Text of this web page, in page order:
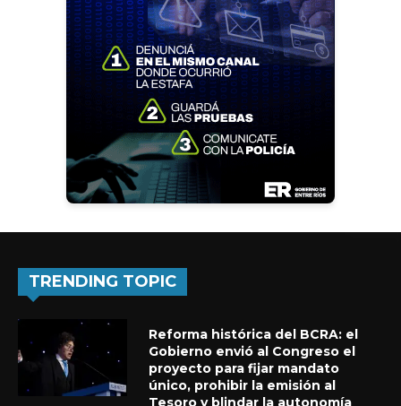
TRENDING TOPIC
Reforma histórica del BCRA: el
Gobierno envió al Congreso el
proyecto para fijar mandato
único, prohibir la emisión al
Tesoro y blindar la autonomía